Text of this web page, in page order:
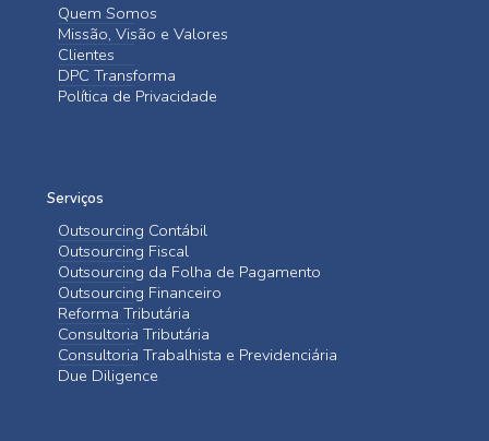
Quem Somos
Missão, Visão e Valores
Clientes
DPC Transforma
Política de Privacidade
Serviços
Outsourcing Contábil
Outsourcing Fiscal
Outsourcing da Folha de Pagamento
Outsourcing Financeiro
Reforma Tributária
Consultoria Tributária
Consultoria Trabalhista e Previdenciária
Due Diligence